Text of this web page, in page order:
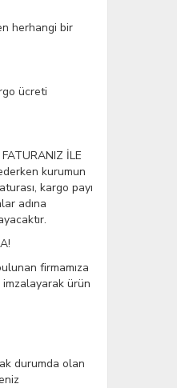
herhangi bir
ücreti
İLE
kurumun
kargo payı
adına
firmamıza
ürün
durumda olan